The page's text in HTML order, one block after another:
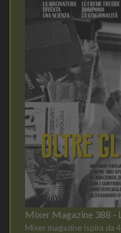
Mixer Magazine 388 -
Mixer magazine ispira